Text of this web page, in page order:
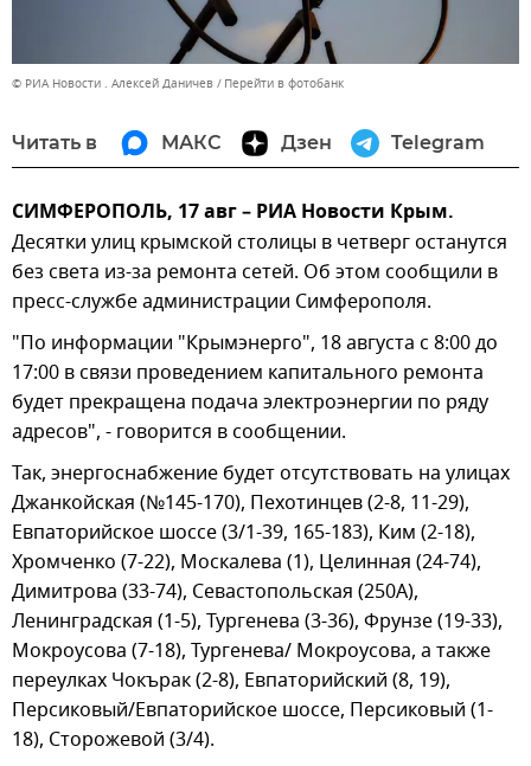
© РИА Новости . Алексей Даничев Перейти в фотобанк
Читать в МАКС Дзен Telegram
СИМФЕРОПОЛЬ, 17 авг – РИА Новости Крым.
Десятки улиц крымской столицы в четверг останутся
без света из-за ремонта сетей. Об этом сообщили в
пресс-службе администрации Симферополя.
"По информации "Крымэнерго", 18 августа с 8:00 до
17:00 в связи проведением капитального ремонта
будет прекращена подача электроэнергии по ряду
адресов", - говорится в сообщении.
Так, энергоснабжение будет отсутствовать на улицах
Джанкойская (№145-170), Пехотинцев (2-8, 11-29),
Евпаторийское шоссе (3/1-39, 165-183), Ким (2-18),
Хромченко (7-22), Москалева (1), Целинная (24-74),
Димитрова (33-74), Севастопольская (250А),
Ленинградская (1-5), Тургенева (3-36), Фрунзе (19-33),
Мокроусова (7-18), Тургенева/ Мокроусова, а также
переулках Чокърак (2-8), Евпаторийский (8, 19),
Персиковый/Евпаторийское шоссе, Персиковый (1-
18), Сторожевой (3/4).